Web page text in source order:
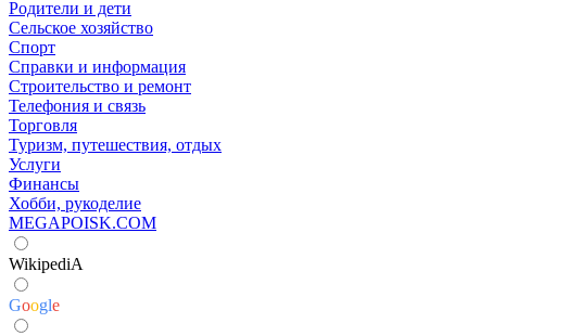
Родители и дети
Сельское хозяйство
Спорт
Справки и информация
Строительство и ремонт
Телефония и связь
Торговля
Туризм, путешествия, отдых
Услуги
Финансы
Хобби, рукоделие
MEGAPOISK.COM
WikipediA
Google